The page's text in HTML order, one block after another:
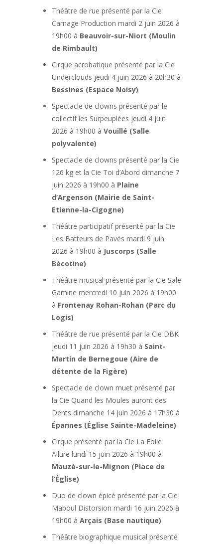
Théâtre de rue présenté par la Cie
Carnage Production mardi 2 juin 2026 à
19h00 à Beauvoir-sur-Niort (Moulin
de Rimbault)
Cirque acrobatique présenté par la Cie
Underclouds jeudi 4 juin 2026 à 20h30 à
Bessines (Espace Noisy)
Spectacle de clowns présenté par le
collectif les Surpeuplées jeudi 4 juin
2026 à 19h00 à Vouillé (Salle
polyvalente)
Spectacle de clowns présenté par la Cie
126 kg et la Cie Toi d’Abord dimanche 7
juin 2026 à 19h00 à Plaine
d’Argenson (Mairie de Saint-
Etienne-la-Cigogne)
Théâtre participatif présenté par la Cie
Les Batteurs de Pavés mardi 9 juin
2026 à 19h00 à Juscorps (Salle
Bécotine)
Théâtre musical présenté par la Cie Sale
Gamine mercredi 10 juin 2026 à 19h00
à Frontenay Rohan-Rohan (Parc du
Logis)
Théâtre de rue présenté par la Cie DBK
jeudi 11 juin 2026 à 19h30 à Saint-
Martin de Bernegoue (Aire de
détente de la Figère)
Spectacle de clown muet présenté par
la Cie Quand les Moules auront des
Dents dimanche 14 juin 2026 à 17h30 à
Épannes (Église Sainte-Madeleine)
Cirque présenté par la Cie La Folle
Allure lundi 15 juin 2026 à 19h00 à
Mauzé-sur-le-Mignon (Place de
l’Église)
Duo de clown épicé présenté par la Cie
Maboul Distorsion mardi 16 juin 2026 à
19h00 à Arçais (Base nautique)
Théâtre biographique musical présenté